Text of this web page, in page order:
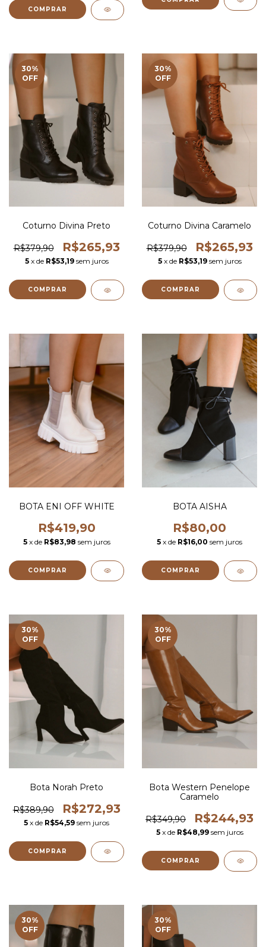
COMPRAR
30%
OFF
Coturno Divina Preto
R$379,90 R$265,93
5 x de R$53,19 sem juros
COMPRAR
30%
OFF
Coturno Divina Caramelo
R$379,90 R$265,93
5 x de R$53,19 sem juros
COMPRAR
BOTA ENI OFF WHITE
R$419,90
5 x de R$83,98 sem juros
BOTA AISHA
R$80,00
5 x de R$16,00 sem juros
COMPRAR
30%
OFF
Bota Norah Preto
R$389,90 R$272,93
5 x de R$54,59 sem juros
COMPRAR
30%
OFF
Bota Western Penelope
Caramelo
R$349,90 R$244,93
5 x de R$48,99 sem juros
COMPRAR
30%
OFF
30%
OFF